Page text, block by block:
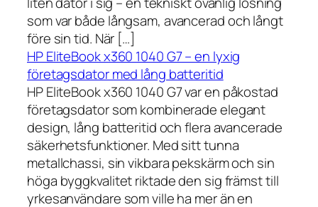
som var både långsam, avancerad och långt
före sin tid. När […]
HP EliteBook x360 1040 G7 – en lyxig
företagsdator med lång batteritid
HP EliteBook x360 1040 G7 var en påkostad
företagsdator som kombinerade elegant
design, lång batteritid och flera avancerade
säkerhetsfunktioner. Med sitt tunna
metallchassi, sin vikbara pekskärm och sin
höga byggkvalitet riktade den sig främst till
yrkesanvändare som ville ha mer än en